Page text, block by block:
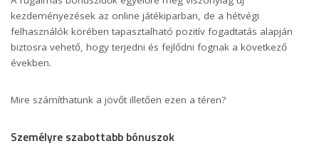
kezdeményezések az online játékiparban, de a hétvégi
felhasználók körében tapasztalható pozitív fogadtatás alapján
biztosra vehető, hogy terjedni és fejlődni fognak a következő
években.
Mire számíthatunk a jövőt illetően ezen a téren?
Személyre szabottabb bónuszok